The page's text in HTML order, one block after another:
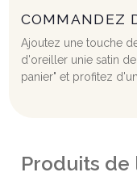
COMMANDEZ
Ajoutez une touche
d'oreiller unie satin
panier" et profitez
Produits de